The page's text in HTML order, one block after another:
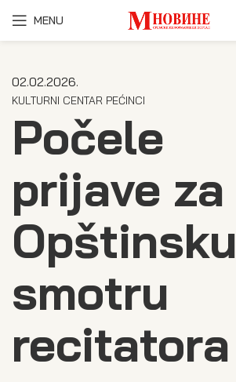
MENU
02.02.2026.
KULTURNI CENTAR PEĆINCI
Počele
prijave za
Opštinsku
smotru
recitatora